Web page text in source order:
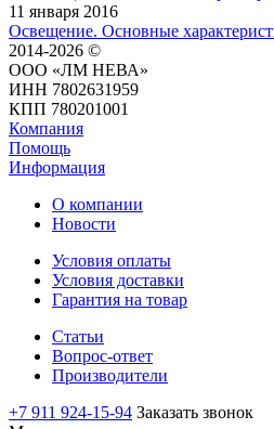
11 января 2016
Освещение. Основные
2014-2026 ©
ООО «ЛМ НЕВА»
ИНН 7802631959
КПП 780201001
Компания
Помощь
Информация
О компании
Новости
Условия оплаты
Условия доставки
Гарантия на товар
Статьи
Вопрос-ответ
Производители
+7 911 924-15-94 Заказать звонок